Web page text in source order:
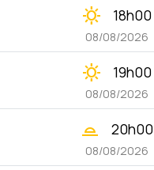
clear_day 18h00
08/08/2026
clear_day 19h00
08/08/2026
wb_twilight_2 20h00
08/08/2026